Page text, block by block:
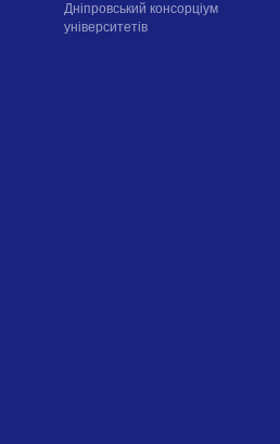
Дніпровський консорціум
університетів